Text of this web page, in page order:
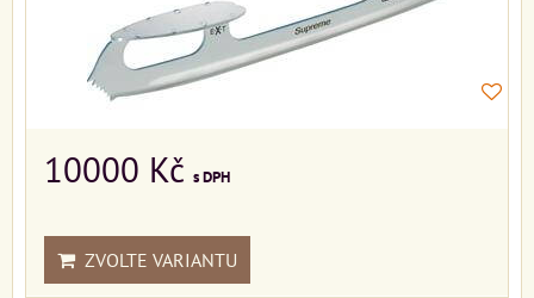
10000 Kč s DPH
ZVOLTE VARIANTU